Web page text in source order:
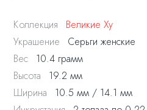
В центре внимания - образ
вертикальных линий пастели,
воздушных серьгах с небесно-
заключена плавность
движения. Крупные голубые
нежным фигурам изысканность,
застывшей в полете ткани
Коллекция
Великие Ху
Украшение
Серьги женские
Вес
10.4 грамм
Высота
19.2 мм
Ширина
10.5 мм / 14.1 мм